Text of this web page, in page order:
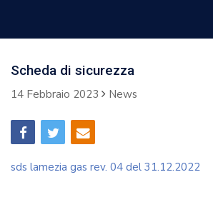
Scheda di sicurezza
14 Febbraio 2023 News
sds lamezia gas rev. 04 del 31.12.2022